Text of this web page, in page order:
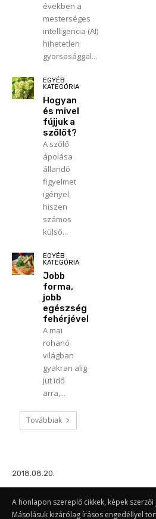
években a
mesterséges
intelligencia (AI)
hihetetlen
gyorsasággal...
EGYÉB
KATEGÓRIA
Hogyan
és mivel
fújjuk a
szőlőt?
A szőlő
ápolása
állandó
figyelmet
igényel,
hiszen
számos
külső...
EGYÉB
KATEGÓRIA
Jobb
forma,
jobb
egészség
fehérjével
A mai
rohanó
világban
gyakran alig
jut idő
arra,...
Továbbiak
2018.08.20.
A honlapon szereplő cikkek, képek
Másolásuk kizárólag írásos engedéllyel